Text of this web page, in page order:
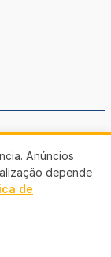
Anúncios
depende
de